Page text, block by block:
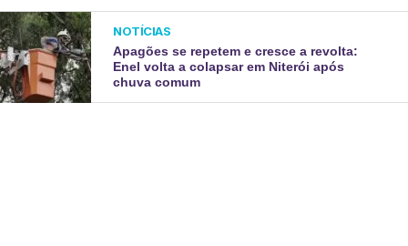
NOTÍCIAS
Apagões se repetem e cresce a revolta:
Enel volta a colapsar em Niterói após
chuva comum